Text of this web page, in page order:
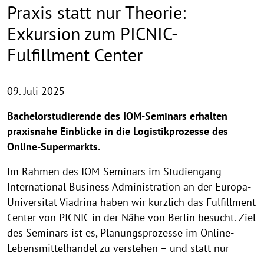
Praxis statt nur Theorie:
Exkursion zum PICNIC-
Fulfillment Center
09. Juli 2025
Bachelorstudierende des IOM-Seminars erhalten
praxisnahe Einblicke in die Logistikprozesse des
Online-Supermarkts.
Im Rahmen des IOM-Seminars im Studiengang
International Business Administration an der Europa-
Universität Viadrina haben wir kürzlich das Fulfillment
Center von PICNIC in der Nähe von Berlin besucht. Ziel
des Seminars ist es, Planungsprozesse im Online-
Lebensmittelhandel zu verstehen – und statt nur